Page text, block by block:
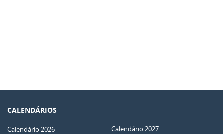
CALENDÁRIOS
Calendário 2026 Calendário 2027